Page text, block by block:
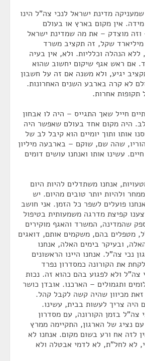
מדינת ישראל לנכי צה"ל הינו
אין מקום בארץ או בעולם
וזה מוצדק – את מה שמדינת ישראל
שקל, זה תקציב משרד
ללא הנהלה וכלליות. ולא, אין בעיה
אם ראש אגף שיקום יחשוב שהוא
יגיע, ולא משנה אם זה על חשבון
לא קרה בארבע השנים האחרונות.
תקופות אחרות.
חייל שאך התגייס – היה לו אבחון
היה מקום אחד בעולם שאפשר היה
אותו ותוך יומיים הוא קיבל לב של
הוריו, שהה שם, שוקם – בארבעה מיליון
עשינו אותו ואנחנו עושים דומים
אנחנו משתדלים להיות היום
ולהיות יותר טובים מהיום. יש
פועלים לשפר כל הזמן. אני חושב
קפיצת מדרגה משמעותית בטיפול
שהמדינה, המשרד והאגף מוקירים
מטפלים בהם, משקמים אותם, דואגים
ובעיקר בימים האלה, אנחנו
נכי צה"ל. אנחנו היינו הראשונים
את הקורונה כמסדרון נפרד
צה"ל ולא לפגוע בהם כהוא זה. נכות
ותגמולים – הארכנו. אובדן כושר
מכיוון שהיה קשה לקבל קהל.
היה צריך לעשות בבית, עשינו.
צה"ל בזמן הקורונה, עם מסדרון
נציג של הארגון, התקיימה ממרץ
לזה אח ורע בשום מקום. אנחנו לא
לא לחל"ת, לא לדמי אבטלה ולא